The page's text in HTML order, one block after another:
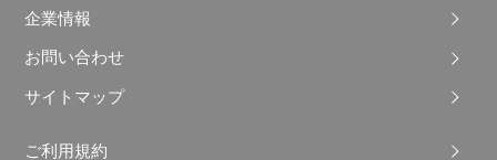
企業情報
お問い合わせ
サイトマップ
ご利用規約